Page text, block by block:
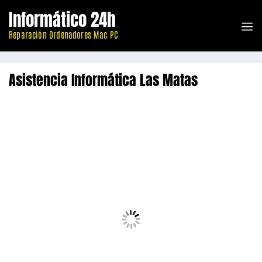
contenido
Informático 24h
Reparación Ordenadores Mac PC
Asistencia Informática Las Matas